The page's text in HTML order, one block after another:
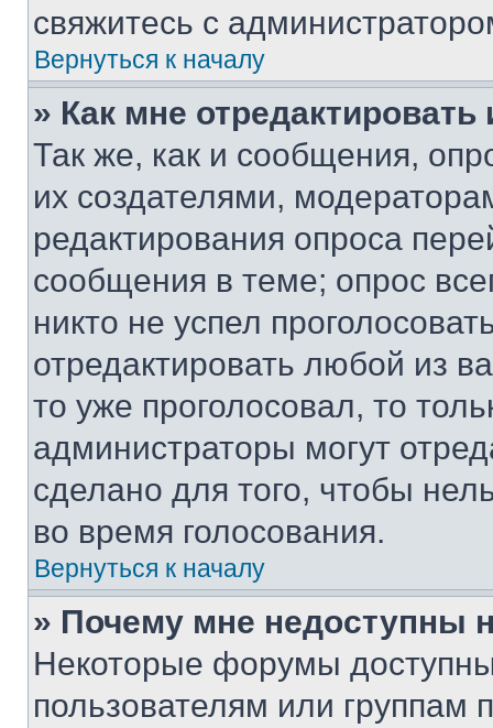
свяжитесь с
Вернуться к началу
» Как мне
Так же, как и сообщения,
их создателями,
редактирования опроса
сообщения в теме; опрос
никто не успел
отредактировать любой из
то уже проголосовал, то
администраторы могут
сделано для того, чтобы
во время голосования.
Вернуться к началу
» Почему мне недоступны
Некоторые форумы
пользователям или группам